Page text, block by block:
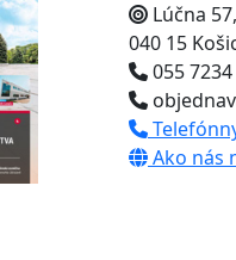
Lúčna 57,
040 15
055 7234
Ako nás